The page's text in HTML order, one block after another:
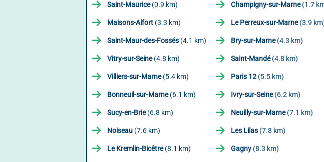
Saint-Maurice(0.9 km) Champigny-sur-Marne(1.7
Maisons-Alfort (3.3 km) Le Perreux-sur-Marne(3.9
Saint-Maur-des-Fossés (4.1 km) Bry-sur-Marne(4.3 km)
Vitry-sur-Seine(4.8 km) Saint-Mandé(4.8 km)
Villiers-sur-Marne(5.4 km) Paris 12(5.5 km)
Bonneuil-sur-Marne(6.1 km) Ivry-sur-Seine(6.2 km)
Sucy-en-Brie(6.8 km) Neuilly-sur-Marne(7.1 km)
Noiseau (7.6 km) Les Lilas(7.8 km)
Le Kremlin-Bicêtre(8.1 km) Gagny(8.3 km)